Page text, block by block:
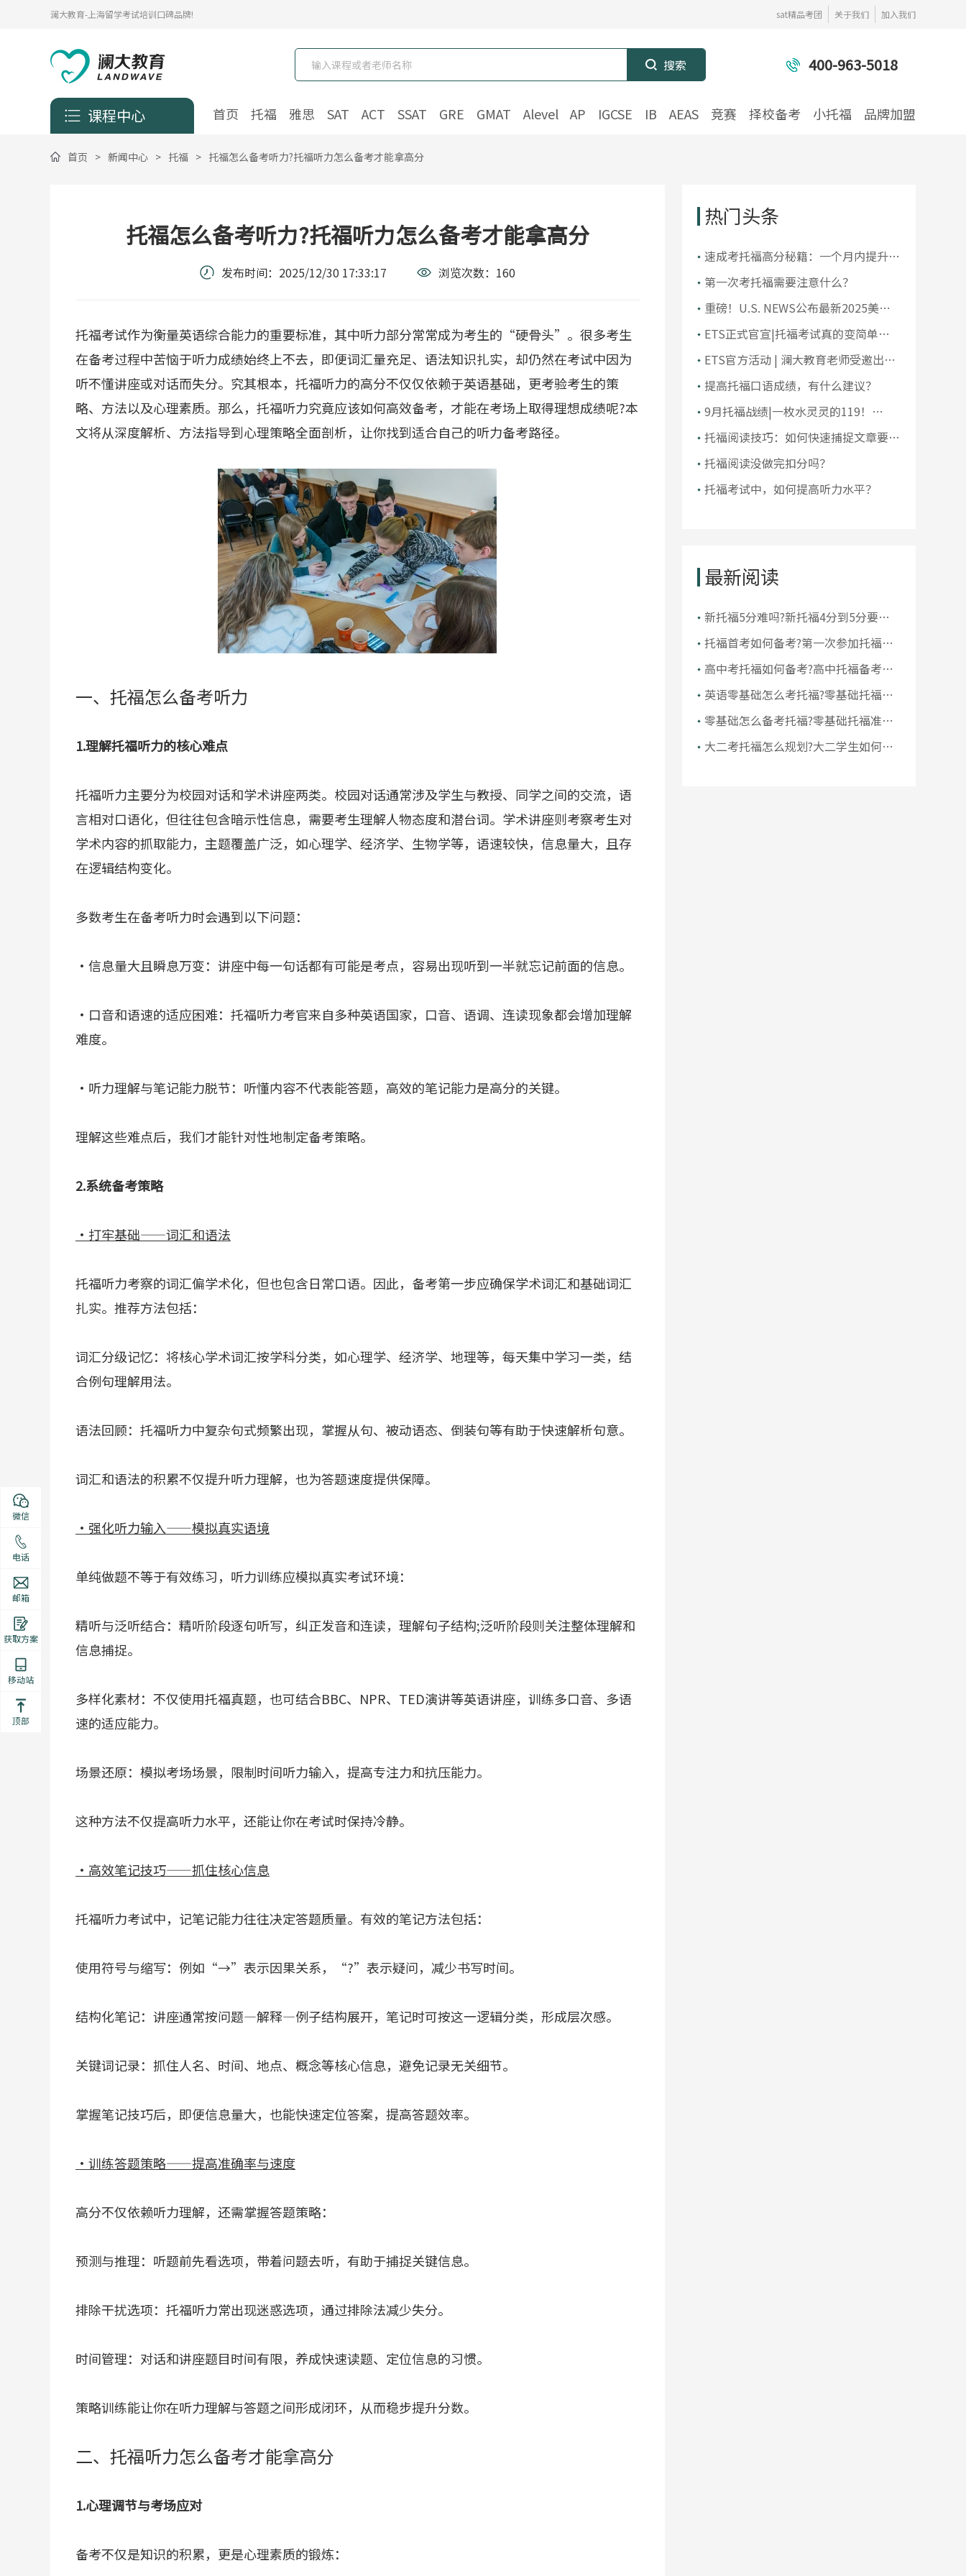
澜大教育-上海留学考试培训口碑品牌! sat精品考团 关于我们 加入我们
400-963-5018
课程中心 首页 托福 雅思 SAT ACT SSAT GRE GMAT Alevel AP IGCSE IB AEAS 竞赛 择校备考 小托福 品牌加盟
首页 > 新闻中心 > 托福 > 托福怎么备考听力?托福听力怎么备考才能拿高分
托福怎么备考听力?托福听力怎么备考才能拿高分
发布时间： 2025/12/30 17:33:17 浏览次数： 160
托福考试作为衡量英语综合能力的重要标准，其中听力部分常常成为考生的“硬骨头”。很多考生
在备考过程中苦恼于听力成绩始终上不去，即便词汇量充足、语法知识扎实，却仍然在考试中因为
听不懂讲座或对话而失分。究其根本，托福听力的高分不仅仅依赖于英语基础，更考验考生的策
略、方法以及心理素质。那么，托福听力究竟应该如何高效备考，才能在考场上取得理想成绩呢?本
文将从深度解析、方法指导到心理策略全面剖析，让你找到适合自己的听力备考路径。
一、托福怎么备考听力
1.理解托福听力的核心难点
托福听力主要分为校园对话和学术讲座两类。校园对话通常涉及学生与教授、同学之间的交流，语
言相对口语化，但往往包含暗示性信息，需要考生理解人物态度和潜台词。学术讲座则考察考生对
学术内容的抓取能力，主题覆盖广泛，如心理学、经济学、生物学等，语速较快，信息量大，且存
在逻辑结构变化。
多数考生在备考听力时会遇到以下问题：
·信息量大且瞬息万变：讲座中每一句话都有可能是考点，容易出现听到一半就忘记前面的信息。
·口音和语速的适应困难：托福听力考官来自多种英语国家，口音、语调、连读现象都会增加理解
难度。
·听力理解与笔记能力脱节：听懂内容不代表能答题，高效的笔记能力是高分的关键。
理解这些难点后，我们才能针对性地制定备考策略。
2.系统备考策略
·打牢基础——词汇和语法
托福听力考察的词汇偏学术化，但也包含日常口语。因此，备考第一步应确保学术词汇和基础词汇
扎实。推荐方法包括：
词汇分级记忆：将核心学术词汇按学科分类，如心理学、经济学、地理等，每天集中学习一类，结
合例句理解用法。
语法回顾：托福听力中复杂句式频繁出现，掌握从句、被动语态、倒装句等有助于快速解析句意。
词汇和语法的积累不仅提升听力理解，也为答题速度提供保障。
·强化听力输入——模拟真实语境
单纯做题不等于有效练习，听力训练应模拟真实考试环境：
精听与泛听结合：精听阶段逐句听写，纠正发音和连读，理解句子结构;泛听阶段则关注整体理解和
信息捕捉。
多样化素材：不仅使用托福真题，也可结合BBC、NPR、TED演讲等英语讲座，训练多口音、多语
速的适应能力。
场景还原：模拟考场场景，限制时间听力输入，提高专注力和抗压能力。
这种方法不仅提高听力水平，还能让你在考试时保持冷静。
·高效笔记技巧——抓住核心信息
托福听力考试中，记笔记能力往往决定答题质量。有效的笔记方法包括：
使用符号与缩写：例如“→”表示因果关系，“?”表示疑问，减少书写时间。
结构化笔记：讲座通常按问题—解释—例子结构展开，笔记时可按这一逻辑分类，形成层次感。
关键词记录：抓住人名、时间、地点、概念等核心信息，避免记录无关细节。
掌握笔记技巧后，即便信息量大，也能快速定位答案，提高答题效率。
·训练答题策略——提高准确率与速度
高分不仅依赖听力理解，还需掌握答题策略：
预测与推理：听题前先看选项，带着问题去听，有助于捕捉关键信息。
排除干扰选项：托福听力常出现迷惑选项，通过排除法减少失分。
时间管理：对话和讲座题目时间有限，养成快速读题、定位信息的习惯。
策略训练能让你在听力理解与答题之间形成闭环，从而稳步提升分数。
二、托福听力怎么备考才能拿高分
1.心理调节与考场应对
备考不仅是知识的积累，更是心理素质的锻炼：
热门头条
​速成考托福高分秘籍：一个月内提升你
的托福成绩
第一次考托福需要注意什么？
重磅！U.S. NEWS公布最新2025美国
大学排名！前10大洗牌，纽大重回
TOP30！
ETS正式官宣|托福考试真的变简单了
吗？
ETS官方活动 | 澜大教育老师受邀出席
ETS托福教师研讨会
提高托福口语成绩，有什么建议？
9月托福战绩|一枚水灵灵的119！
105+超50人，全员均分破百！
托福阅读技巧：如何快速捕捉文章要
点？
托福阅读没做完扣分吗？
托福考试中，如何提高听力水平？
最新阅读
新托福5分难吗?新托福4分到5分要多
久
托福首考如何备考?第一次参加托福考
试怎么拿高分
高中考托福如何备考?高中托福备考指
南
英语零基础怎么考托福?零基础托福难
考吗
零基础怎么备考托福?零基础托福准备
多久
大二考托福怎么规划?大二学生如何考
微信
电话
邮箱
获取方案
移动站
顶部